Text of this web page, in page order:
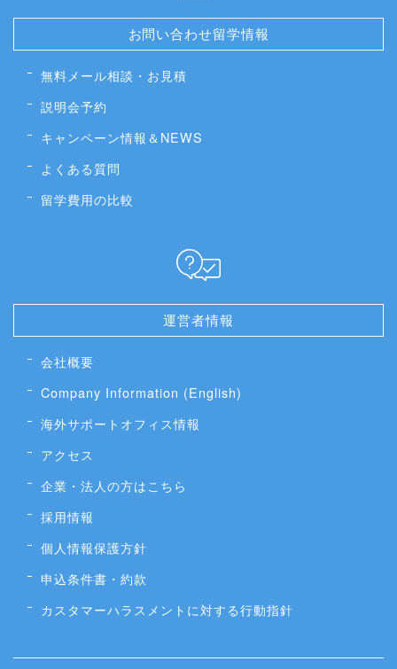
お問い合わせ留学情報
無料メール相談・お見積
説明会予約
キャンペーン情報＆NEWS
よくある質問
留学費用の比較
運営者情報
会社概要
Company Information (English)
海外サポートオフィス情報
アクセス
企業・法人の方はこちら
採用情報
個人情報保護方針
申込条件書・約款
カスタマーハラスメントに対する行動指針